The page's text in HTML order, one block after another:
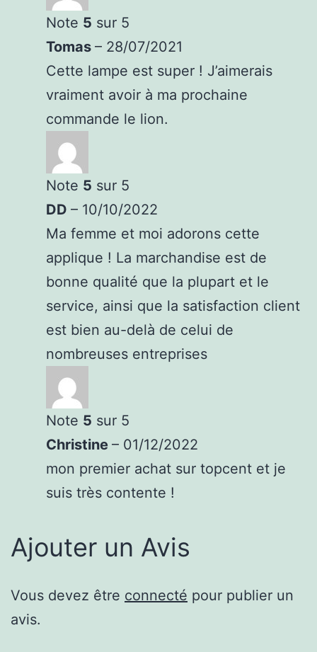
Note 5 sur 5
Tomas – 28/07/2021
Cette lampe est super ! J’aimerais
vraiment avoir à ma prochaine
commande le lion.
Note 5 sur 5
DD – 10/10/2022
Ma femme et moi adorons cette
applique ! La marchandise est de
bonne qualité que la plupart et le
service, ainsi que la satisfaction client
est bien au-delà de celui de
nombreuses entreprises
Note 5 sur 5
Christine – 01/12/2022
mon premier achat sur topcent et je
suis très contente !
Ajouter un Avis
Vous devez être connecté pour publier un
avis.